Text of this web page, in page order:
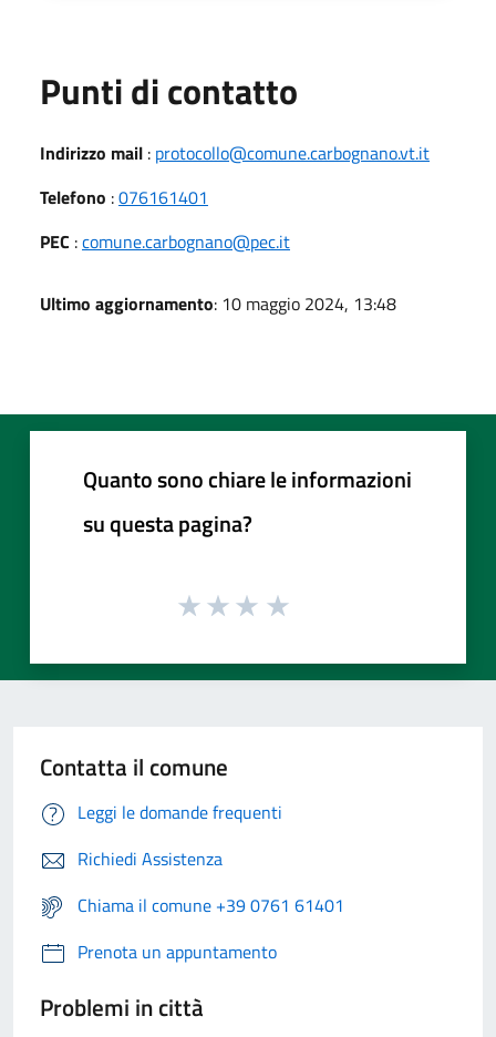
Punti di contatto
Indirizzo mail : protocollo@comune.carbognano.vt.it
Telefono :076161401
PEC :comune.carbognano@pec.it
Ultimo aggiornamento: 10 maggio 2024, 13:48
Quanto sono chiare le informazioni
su questa pagina?
Contatta il comune
Leggi le domande frequenti
Richiedi Assistenza
Chiama il comune +39 0761 61401
Prenota un appuntamento
Problemi in città